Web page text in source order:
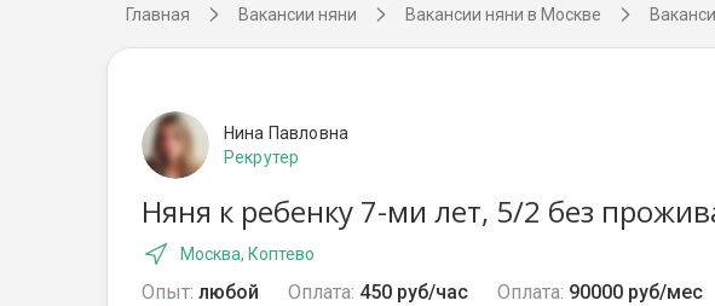
Главная Вакансии няни Вакансии няни в Москве
Нина Павловна
Рекрутер
Няня к ребенку 7-ми лет, 5/2 без
Москва, Коптево
Опыт: любой Оплата: 450 руб/час Оплата: 90000 руб/мес